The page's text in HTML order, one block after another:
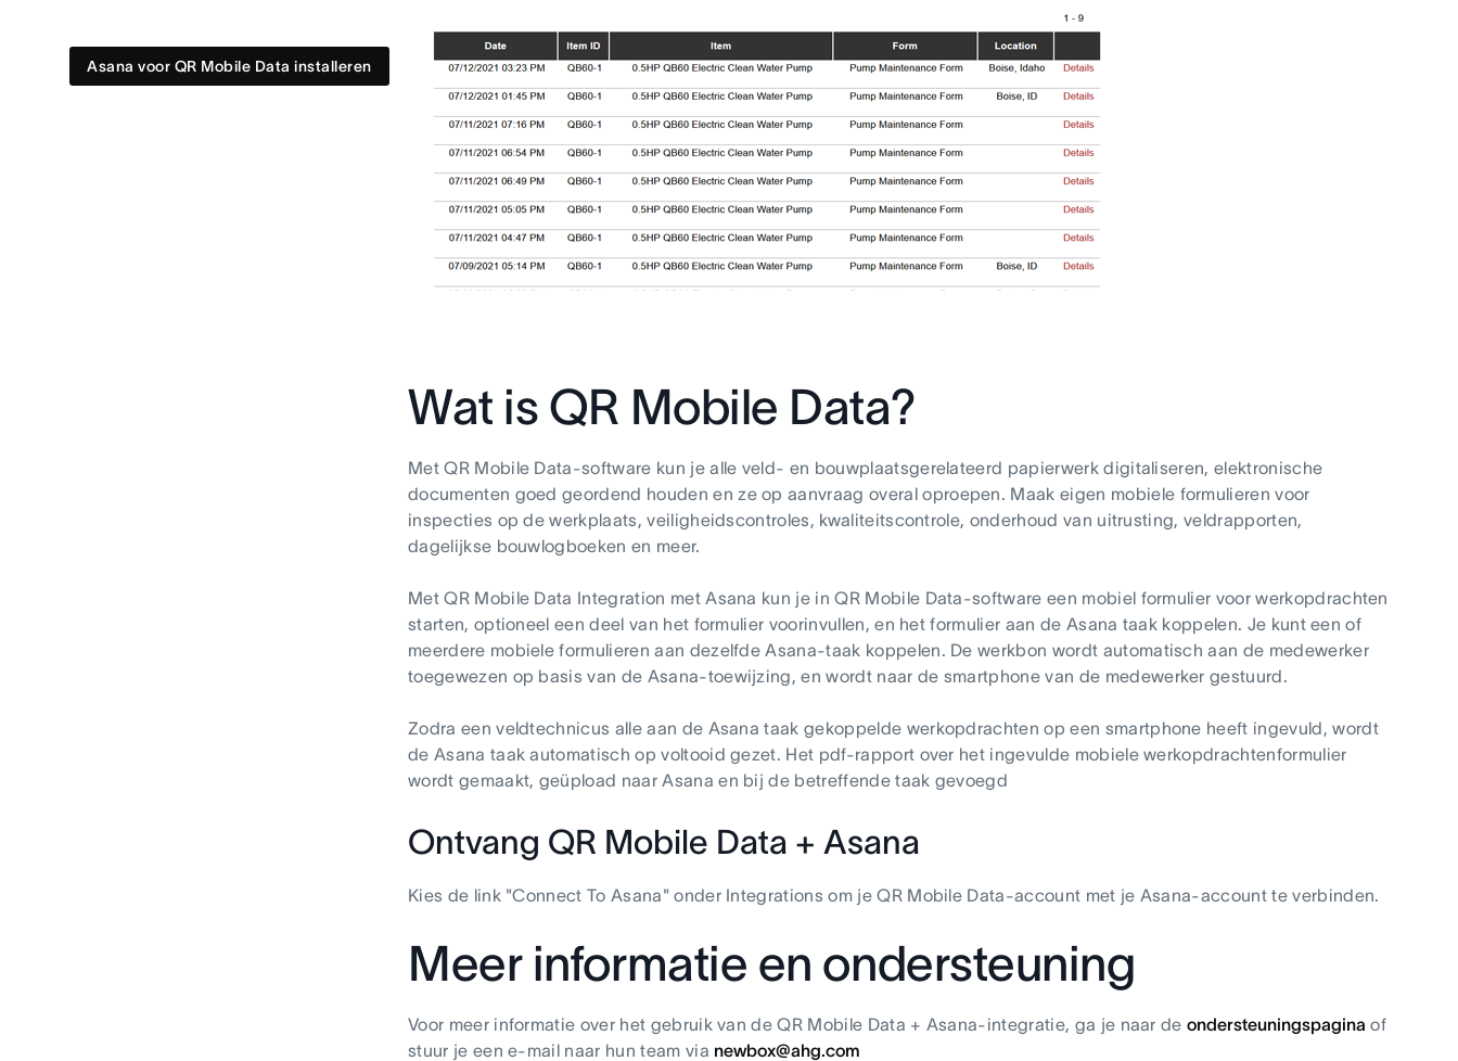
Asana voor QR Mobile Data installeren
Wat is QR Mobile Data?
Met QR Mobile Data-software kun je alle veld- en bouwplaatsgerelateerd papierwerk digitaliseren, elektronische
documenten goed geordend houden en ze op aanvraag overal oproepen. Maak eigen mobiele formulieren voor
inspecties op de werkplaats, veiligheidscontroles, kwaliteitscontrole, onderhoud van uitrusting, veldrapporten,
dagelijkse bouwlogboeken en meer.
Met QR Mobile Data Integration met Asana kun je in QR Mobile Data-software een mobiel formulier voor werkopdrachten
starten, optioneel een deel van het formulier voorinvullen, en het formulier aan de Asana taak koppelen. Je kunt een of
meerdere mobiele formulieren aan dezelfde Asana-taak koppelen. De werkbon wordt automatisch aan de medewerker
toegewezen op basis van de Asana-toewijzing, en wordt naar de smartphone van de medewerker gestuurd.
Zodra een veldtechnicus alle aan de Asana taak gekoppelde werkopdrachten op een smartphone heeft ingevuld, wordt
de Asana taak automatisch op voltooid gezet. Het pdf-rapport over het ingevulde mobiele werkopdrachtenformulier
wordt gemaakt, geüpload naar Asana en bij de betreffende taak gevoegd
Ontvang QR Mobile Data + Asana
Kies de link "Connect To Asana" onder Integrations om je QR Mobile Data-account met je Asana-account te verbinden.
Meer informatie en ondersteuning
Voor meer informatie over het gebruik van de QR Mobile Data + Asana-integratie, ga je naar deondersteuningspagina of
stuur je een e-mail naar hun team via newbox@ahg.com